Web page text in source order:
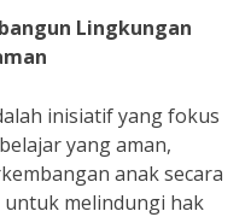
Lingkungan
inisiatif yang fokus
yang aman,
anak secara
melindungi hak